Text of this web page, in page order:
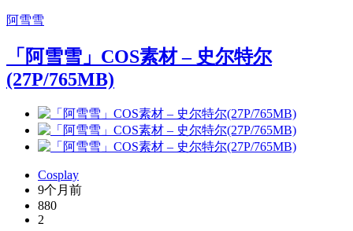
阿雪雪
「阿雪雪」COS素材 – 史尔特尔
(27P/765MB)
Cosplay
9个月前
880
2